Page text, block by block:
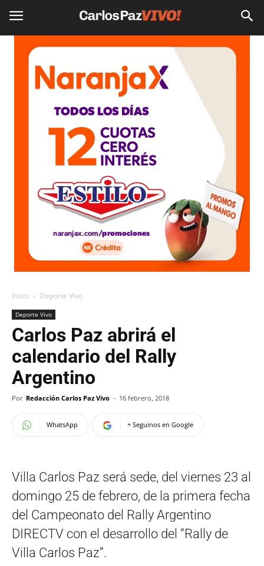
Inicio Deporte Vivo
Deporte Vivo
Carlos Paz abrirá el
calendario del Rally
Argentino
Por Redacción Carlos Paz Vivo - 16 febrero, 2018
WhatsApp + Seguinos en Google
Villa Carlos Paz será sede, del viernes 23 al
domingo 25 de febrero, de la primera fecha
del Campeonato del Rally Argentino
DIRECTV con el desarrollo del “Rally de
Villa Carlos Paz”.